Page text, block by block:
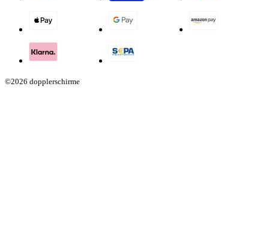
©2026 dopplerschirme